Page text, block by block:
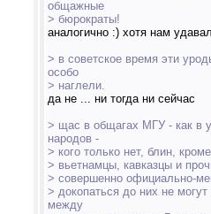
общажные
> бюрократы!
аналогично :) хотя нам
> в советское время эти
особо
> наглели.
да не ... ни тогда ни сейчас
> щас в общагах МГУ - как в
народов -
> кого только нет, блин,
> вьетнамцы, кавказцы и
> совершенно официально-
> докопаться до них не могут
между